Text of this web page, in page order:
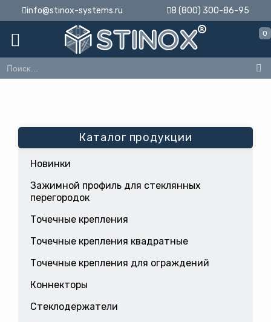
info@stinox-systems.ru 8 (800) 300-86-95
0
Каталог продукции
Новинки
Зажимной профиль для стеклянных
перегородок
Точечные крепления
Точечные крепления квадратные
Точечные крепления для ограждений
Коннекторы
Стеклодержатели